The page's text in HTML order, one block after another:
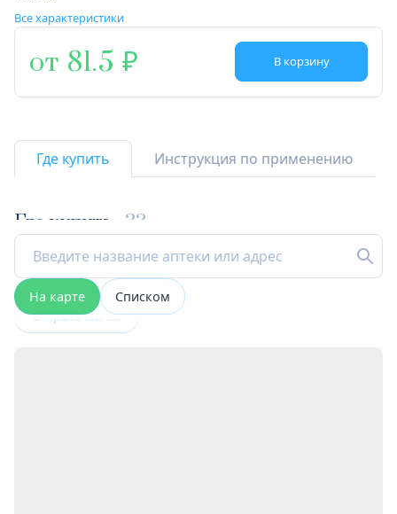
Все характеристики
от 81.5 В корзину
Где купить Инструкция по применению
Где купить 33
На карте Списком
Открыта сейчас